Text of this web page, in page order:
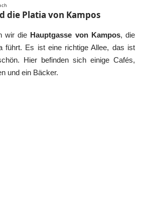
die Platia von Kampos
wir die Hauptgasse von Kampos, die
führt. Es ist eine richtige Allee, das ist
Hier befinden sich einige Cafés,
und ein Bäcker.